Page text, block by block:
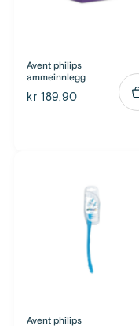
Avent philips
ammeinnlegg
kr 189,90
Avent philips